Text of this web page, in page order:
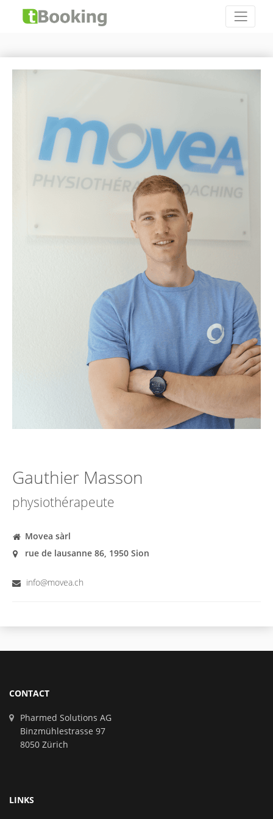
Gauthier Masson
physiothérapeute
Movea sàrl
rue de lausanne 86, 1950 Sion
info@movea.ch
CONTACT
Pharmed Solutions AG
Binzmühlestrasse 97
8050 Zürich
LINKS